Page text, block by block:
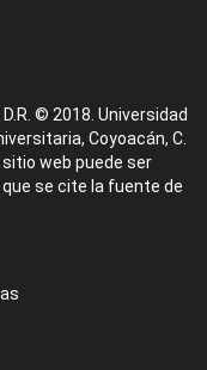
© 2018. Universidad
Coyoacán, C.
sitio web puede ser
se cite la fuente de